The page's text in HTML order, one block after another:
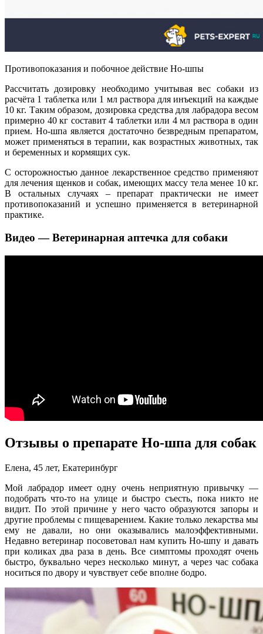
Противопоказания и побочное действие Но-шпы
Рассчитать дозировку необходимо учитывая вес собаки из
расчёта 1 таблетка или 1 мл раствора для инъекций на каждые
10 кг. Таким образом, дозировка средства для лабрадора весом
примерно 40 кг составит 4 таблетки или 4 мл раствора в один
прием. Но-шпа является достаточно безвредным препаратом,
может применяться в терапии, как возрастных животных, так
и беременных и кормящих сук.
С осторожностью данное лекарственное средство применяют
для лечения щенков и собак, имеющих массу тела менее 10 кг.
В остальных случаях – препарат практически не имеет
противопоказаний и успешно применяется в ветеринарной
практике.
Видео — Ветеринарная аптечка для собаки
Отзывы о препарате Но-шпа для собак
Елена, 45 лет, Екатеринбург
Мой лабрадор имеет одну очень неприятную привычку —
подобрать что-то на улице и быстро съесть, пока никто не
видит. По этой причине у него часто образуются запоры и
другие проблемы с пищеварением. Какие только лекарства мы
ему не давали, но они оказывались малоэффективными.
Недавно ветеринар посоветовал нам купить Но-шпу и давать
при коликах два раза в день. Все симптомы проходят очень
быстро, буквально через несколько минут, а через час собака
носиться по двору и чувствует себе вполне бодро.